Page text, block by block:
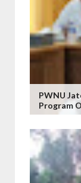
PWNU
Program